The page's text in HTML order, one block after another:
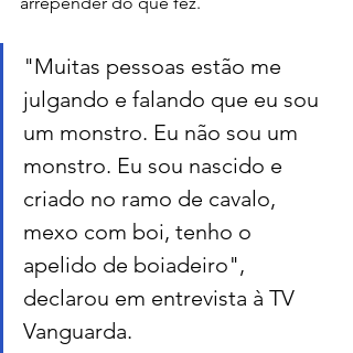
"Muitas pessoas estão me
julgando e falando que eu sou
um monstro. Eu não sou um
monstro. Eu sou nascido e
criado no ramo de cavalo,
mexo com boi, tenho o
apelido de boiadeiro",
declarou em entrevista à TV
Vanguarda.